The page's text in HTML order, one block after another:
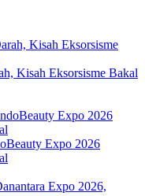
Kisah Eksorsisme Bakal
Expo 2026